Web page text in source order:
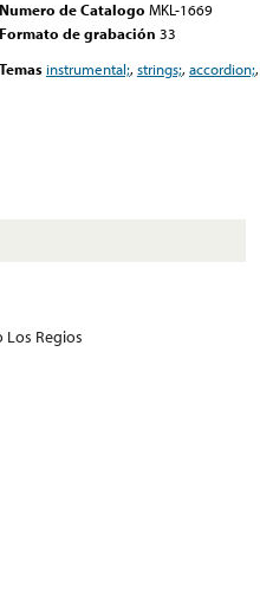
Numero de Catalogo MKL-1669
Formato de grabación 33
Temas instrumental;,strings;,accordion;,
Regios